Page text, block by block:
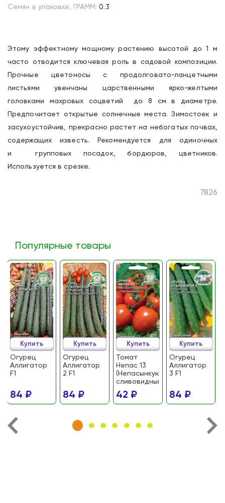
Семян в упаковке, ГРАММ: 0.3
Этому эффектному мощному растению высотой до 1 м
часто отводится ключевая роль в садовой композиции.
Прочные цветоносы с продолговато-ланцетными
листьями увенчаны царственными ярко-желтыми
головками махровых соцветий до 8 см в диаметре.
Предпочитает открытые солнечные места. Зимостоек и
засухоустойчив, прекрасно растет на небогатых почвах,
содержащих известь. Рекомендуется для одиночных
и групповых посадок, бордюров, цветников.
Используется в срезке.
7826
Популярные товары
Огурец
Аллигатор
F1
84 ₽
Купить
Огурец
Аллигатор
2 F1
84 ₽
Купить
Томат
Непас 13
(Непасынкующийся
сливовидный)
42 ₽
Купить
Огурец
Аллигатор
3 F1
84 ₽
Купить